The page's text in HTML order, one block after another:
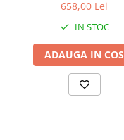
658,00 Lei
IN STOC
ADAUGA IN COS